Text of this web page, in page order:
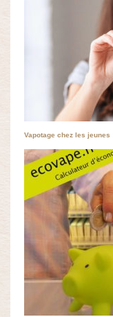
Vapotage chez les jeunes